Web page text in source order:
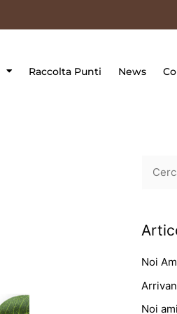
Raccolta Punti News
c
a
Noi
Noi